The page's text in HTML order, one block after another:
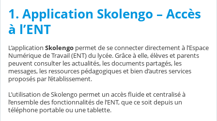
1. Application Skolengo – Accès
à l’ENT
L’application Skolengo permet de se connecter directement à l’Espace
Numérique de Travail (ENT) du lycée. Grâce à elle, élèves et parents
peuvent consulter les actualités, les documents partagés, les
messages, les ressources pédagogiques et bien d’autres services
proposés par l’établissement.
L’utilisation de Skolengo permet un accès fluide et centralisé à
l’ensemble des fonctionnalités de l’ENT, que ce soit depuis un
téléphone portable ou une tablette.